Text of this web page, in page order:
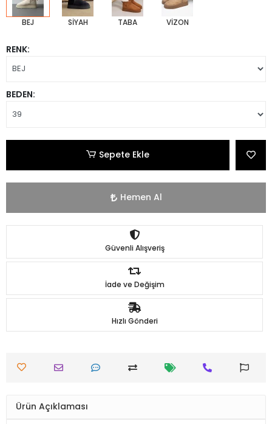
BEJ SİYAH TABA VİZON
RENK:
BEDEN:
Sepete Ekle
Hemen Al
Güvenli Alışveriş
İade ve Değişim
Hızlı Gönderi
Ürün Açıklaması